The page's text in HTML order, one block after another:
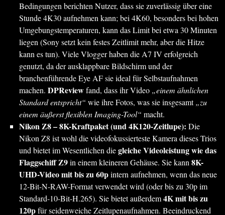
Bedingungen berichten Nutzer, dass sie zuverlässig über eine
Stunde 4K30 aufnehmen kann; bei 4K60, besonders bei hohen
Umgebungstemperaturen, kann das Limit bei etwa 30 Minuten
liegen (Sony setzt kein festes Zeitlimit mehr, aber die Hitze
kann es tun). Viele Vlogger haben die A7 IV erfolgreich
genutzt, da der ausklappbare Bildschirm und der
branchenführende Eye AF sie ideal für Selbstaufnahmen
machen. DPReviewfand, dass ihr Video „einem ähnlichen
Standard entspricht“ wie ihre Fotos, was sie insgesamt„zu
einem äußerst flexiblen Imaging-Tool“ macht.
Nikon Z8 – 8K-Kraftpaket (und 4K120-Zeitlupe): Die
Nikon Z8 ist wohl die videofokussierteste Kamera dieses Trios
und bietet im Wesentlichen diegleiche Videoleistung wie das
Flaggschiff Z9in einem kleineren Gehäuse. Sie kann8K-
UHD-Video mit bis zu 60pintern aufnehmen, wenn das neue
12-Bit-N-RAW-Format verwendet wird (oder bis zu 30p im
Standard-10-Bit-H.265). Sie bietet außerdem4K mit bis zu
120pfür seidenweiche Zeitlupenaufnahmen. Beeindruckend